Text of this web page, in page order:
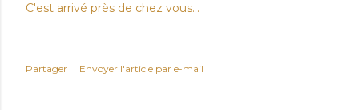
C'est arrivé près de chez vous...
Partager Envoyer l'article par e-mail